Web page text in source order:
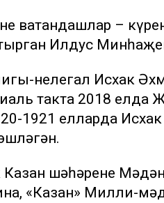
ватандашлар –
Илдус
нелегал Исхак
такта 2018 елда
1921 елларда
шәһәренең
«Казан» Милли-